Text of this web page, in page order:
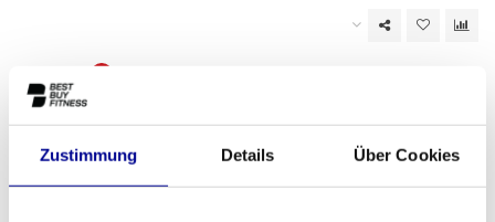
Zustimmung Details Über Cookies
EAN Code: 6017450397325